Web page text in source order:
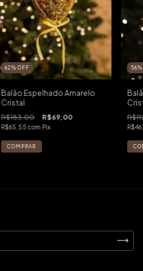
62%OFF
Balão Espelhado Amarelo
Cristal
R$183,00 R$69,00
R$65,55com Pix
56%